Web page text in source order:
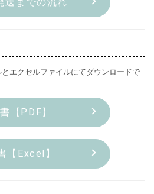
とエクセルファイルにてダウンロードで
【PDF】
【Excel】